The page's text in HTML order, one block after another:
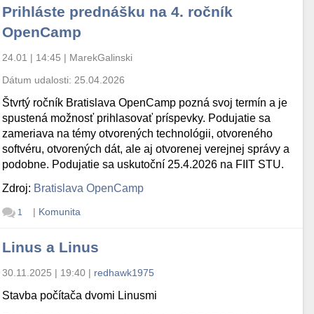
Prihláste prednášku na 4. ročník
OpenCamp
24.01 | 14:45 | MarekGalinski
Dátum udalosti: 25.04.2026
Štvrtý ročník Bratislava OpenCamp pozná svoj termín a je
spustená možnosť prihlasovať príspevky. Podujatie sa
zameriava na témy otvorených technológii, otvoreného
softvéru, otvorených dát, ale aj otvorenej verejnej správy a
podobne. Podujatie sa uskutoční 25.4.2026 na FIIT STU.
Zdroj: Bratislava OpenCamp
1 | Komunita
Linus a Linus
30.11.2025 | 19:40 | redhawk1975
Stavba počítača dvomi Linusmi